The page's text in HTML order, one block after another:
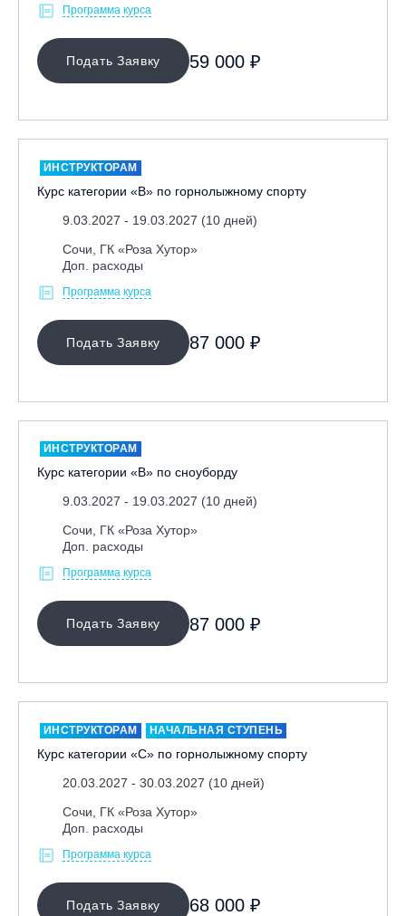
Программа курса
Подать Заявку 59 000 ₽
ИНСТРУКТОРАМ
Курс категории «В» по горнолыжному спорту
9.03.2027 - 19.03.2027 (10 дней)
Сочи, ГК «Роза Хутор»
Доп. расходы
Программа курса
Подать Заявку 87 000 ₽
ИНСТРУКТОРАМ
Курс категории «В» по сноуборду
9.03.2027 - 19.03.2027 (10 дней)
Сочи, ГК «Роза Хутор»
Доп. расходы
Программа курса
Подать Заявку 87 000 ₽
ИНСТРУКТОРАМ НАЧАЛЬНАЯ СТУПЕНЬ
Курс категории «С» по горнолыжному спорту
20.03.2027 - 30.03.2027 (10 дней)
Сочи, ГК «Роза Хутор»
Доп. расходы
Программа курса
Подать Заявку 68 000 ₽